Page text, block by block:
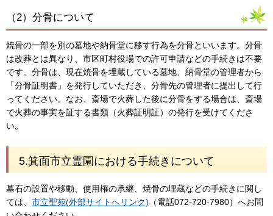
（2）分骨について
焼骨の一部を別の墓地や納骨堂に移す行為を分骨といいます。分骨
は改葬とは異なり、市区町村役場での許可申請などの手続きは不要
です。分骨は、現在焼骨を埋蔵している墓地、納骨堂の管理者から
「分骨証明書」を発行していただき、分骨先の管理者に提出して行
ってください。なお、斎場で火葬した後に分骨をする場合は、斎場
で火葬の事実を証する書類（火葬証明証）の発行を受けてくださ
い。
5.箕面市立霊園における手続きについて
墓石の設置や移動、使用権の承継、焼骨の埋蔵などの手続きに関し
ては、 市立聖苑(外部サイトへリンク) （電話072-720-7980）へお問